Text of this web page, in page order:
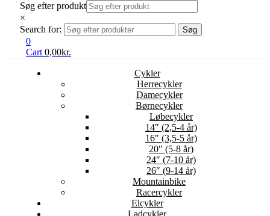
Søg efter produkt
×
Search for:
Søg
0
Cart 0,00kr.
Cykler
Herrecykler
Damecykler
Børnecykler
Løbecykler
14″ (2,5-4 år)
16″ (3,5-5 år)
20″ (5-8 år)
24″ (7-10 år)
26″ (9-14 år)
Mountainbike
Racercykler
Elcykler
Ladcykler